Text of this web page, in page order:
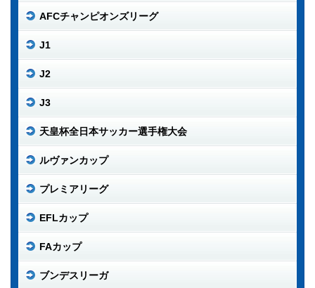
AFCチャンピオンズリーグ
J1
J2
J3
天皇杯全日本サッカー選手権大会
ルヴァンカップ
プレミアリーグ
EFLカップ
FAカップ
ブンデスリーガ